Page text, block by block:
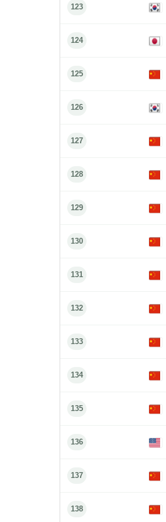
123
124
125
126
127
128
129
130
131
132
133
134
135
136
137
138